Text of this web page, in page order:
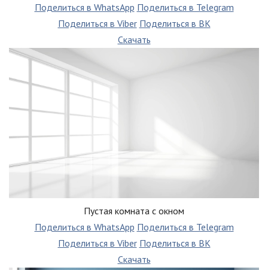
Поделиться в WhatsApp Поделиться в Telegram
Поделиться в Viber Поделиться в ВК
Скачать
Пустая комната с окном
Поделиться в WhatsApp Поделиться в Telegram
Поделиться в Viber Поделиться в ВК
Скачать